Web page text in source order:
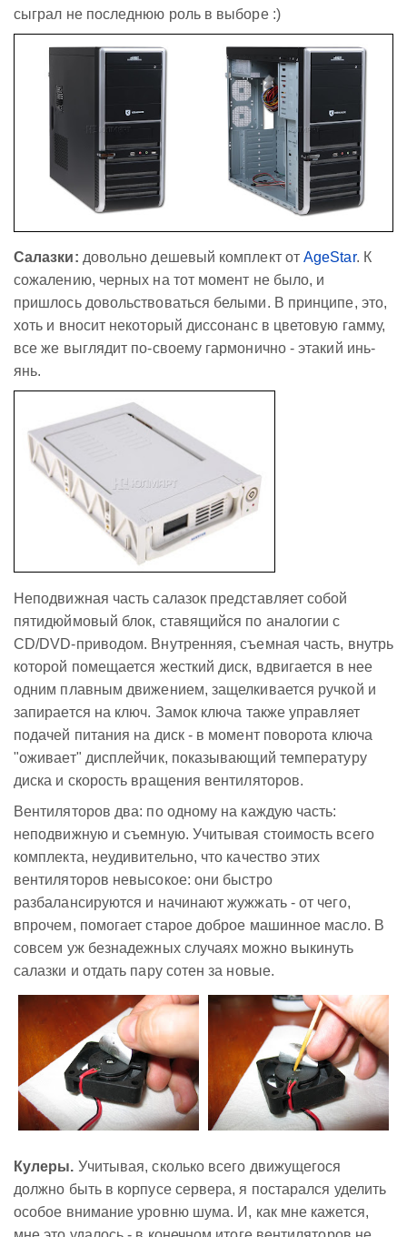
сыграл не последнюю роль в выборе :)
Салазки: довольно дешевый комплект отAgeStar. К
сожалению, черных на тот момент не было, и
пришлось довольствоваться белыми. В принципе, это,
хоть и вносит некоторый диссонанс в цветовую гамму,
все же выглядит по-своему гармонично - этакий инь-
янь.
Неподвижная часть салазок представляет собой
пятидюймовый блок, ставящийся по аналогии с
CD/DVD-приводом. Внутренняя, съемная часть, внутрь
которой помещается жесткий диск, вдвигается в нее
одним плавным движением, защелкивается ручкой и
запирается на ключ. Замок ключа также управляет
подачей питания на диск - в момент поворота ключа
"оживает" дисплейчик, показывающий температуру
диска и скорость вращения вентиляторов.
Вентиляторов два: по одному на каждую часть:
неподвижную и съемную. Учитывая стоимость всего
комплекта, неудивительно, что качество этих
вентиляторов невысокое: они быстро
разбалансируются и начинают жужжать - от чего,
впрочем, помогает старое доброе машинное масло. В
совсем уж безнадежных случаях можно выкинуть
салазки и отдать пару сотен за новые.
Кулеры. Учитывая, сколько всего движущегося
должно быть в корпусе сервера, я постарался уделить
особое внимание уровню шума. И, как мне кажется,